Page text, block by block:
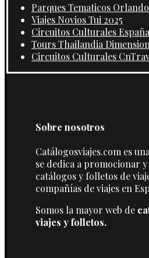
Parques Tematicos
Viajes Novios Tui 2025
Circuitos Culturales
Tours Thailandia
Circuitos Culturales
Sobre nosotros
Catálogosviajes.com es
se dedica a promocionar
catálogos y folletos de
compañías de viajes en
Somos la mayor web de
viajes y folletos.